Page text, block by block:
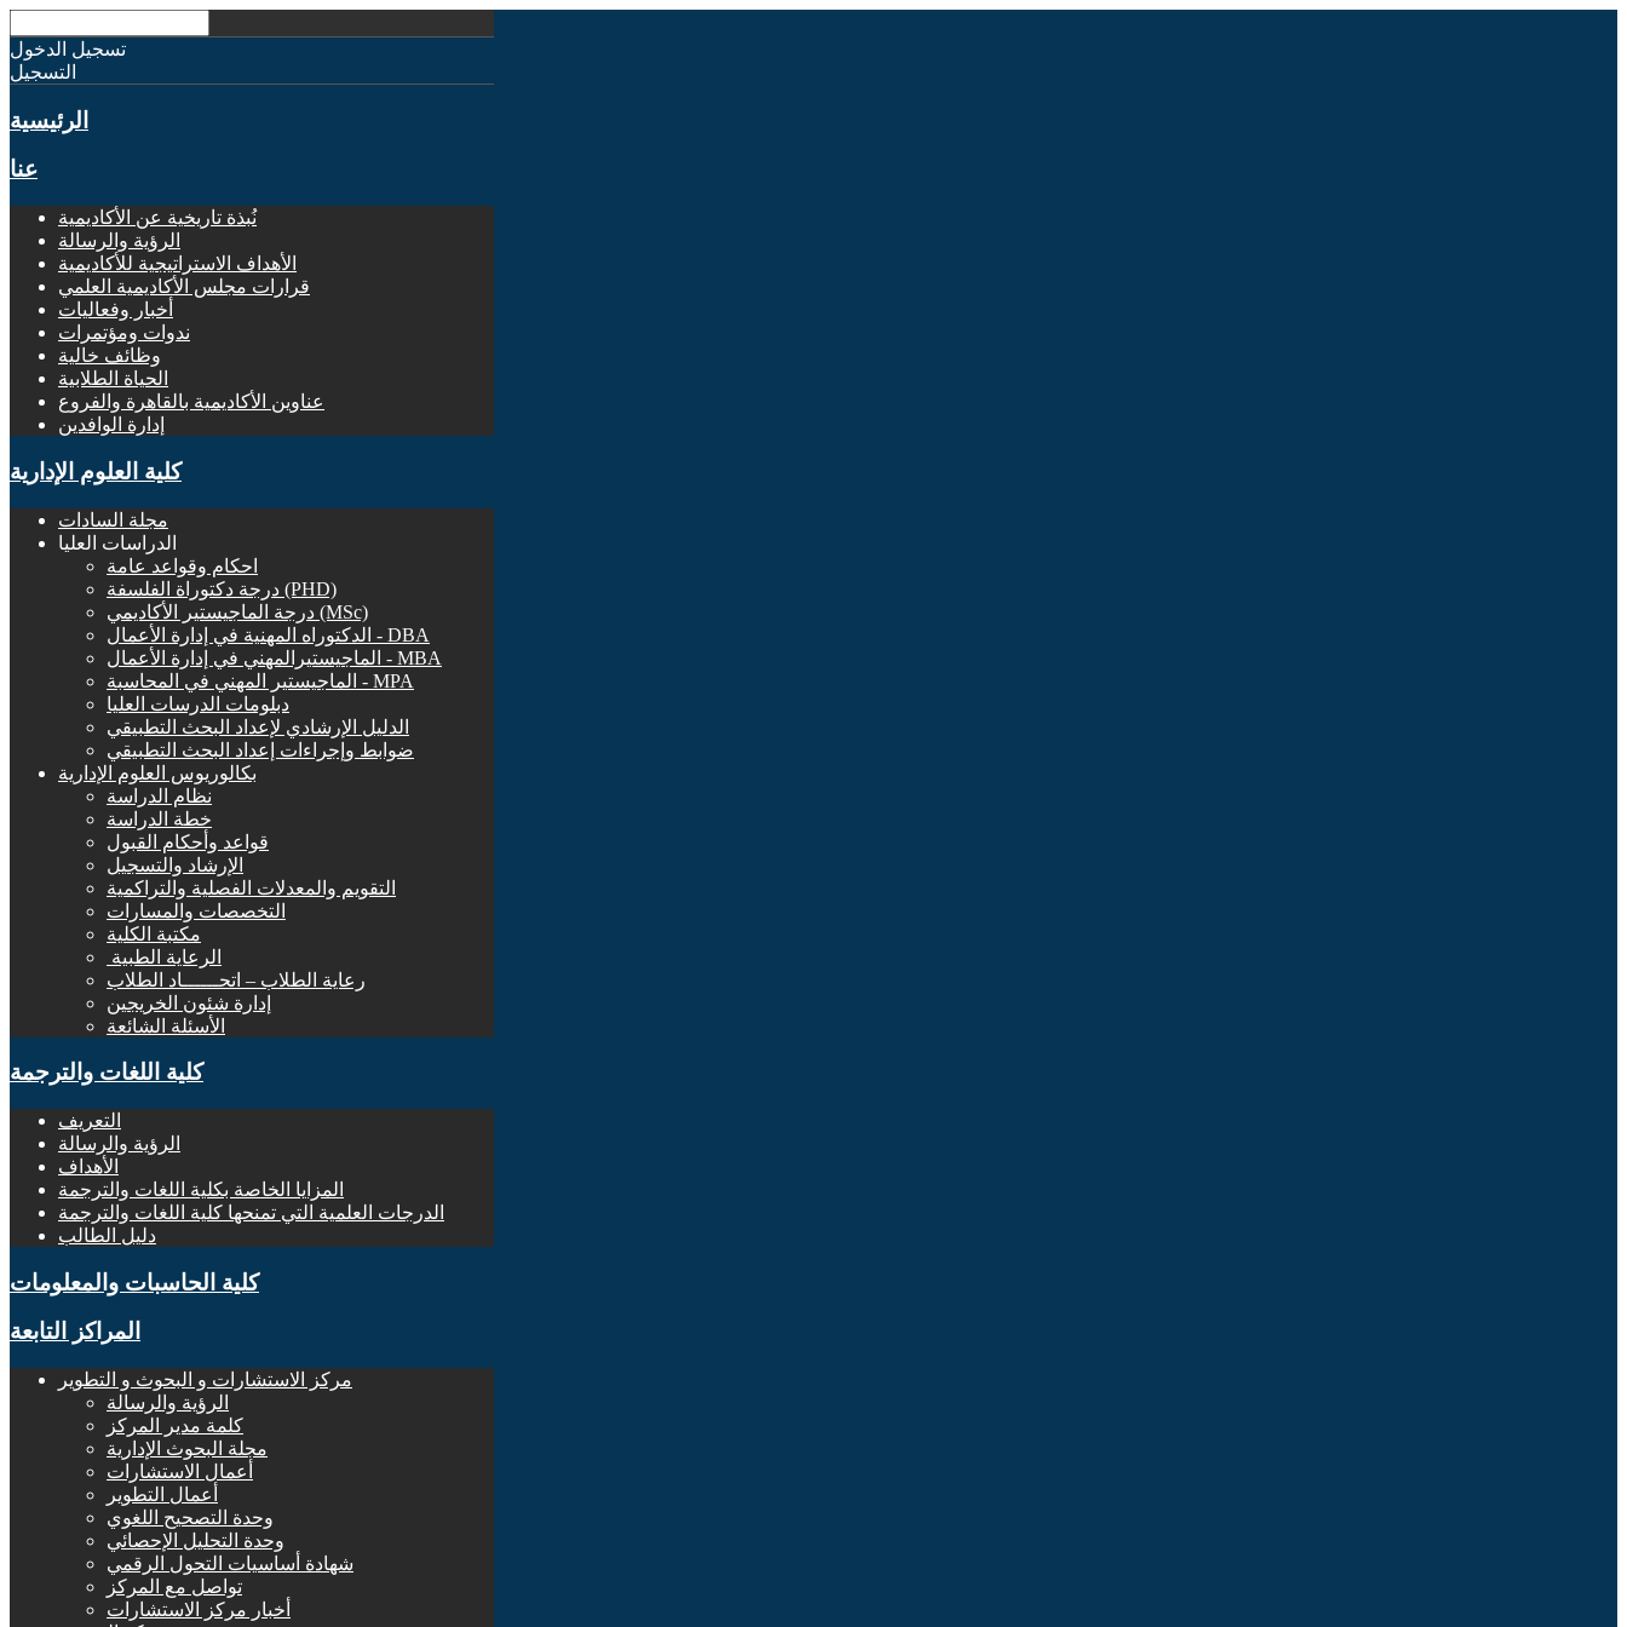
تسجيل الدخول
التسجيل
الرئيسية
عنا
نُبذة تاريخية عن الأكاديمية
الرؤية والرسالة
الأهداف الاستراتيجية للأكاديمية
قرارات مجلس الأكاديمية العلمي
أخبار وفعاليات
ندوات ومؤتمرات
وظائف خالية
الحياة الطلابية
عناوين الأكاديمية بالقاهرة والفروع
إدارة الوافدين
كلية العلوم الإدارية
مجلة السادات
الدراسات العليا
احكام وقواعد عامة
درجة دكتوراة الفلسفة (PHD)
درجة الماجيستير الأكاديمي (MSc)
الدكتوراه المهنية في إدارة الأعمال - DBA
الماجيستيرالمهني في إدارة الأعمال - MBA
الماجيستير المهني في المحاسبة - MPA
دبلومات الدرسات العليا
الدليل الإرشادي لإعداد البحث التطبيقي
ضوابط وإجراءات إعداد البحث التطبيقي
بكالوريوس العلوم الإدارية
نظام الدراسة
خطة الدراسة
قواعد وأحكام القبول
الإرشاد والتسجيل
التقويم والمعدلات الفصلية والتراكمية
التخصصات والمسارات
مكتبة الكلية
الرعاية الطبية ‏
رعاية الطلاب – اتحــــــاد الطلاب
إدارة شئون الخريجين
الأسئلة الشائعة
كلية اللغات والترجمة
التعريف
الرؤية والرسالة
الأهداف
المزايا الخاصة بكلية اللغات والترجمة
الدرجات العلمية التي تمنحها كلية اللغات والترجمة
دليل الطالب
كلية الحاسبات والمعلومات
المراكز التابعة
مركز الاستشارات و البحوث و التطوير
الرؤية والرسالة
كلمة مدير المركز
مجلة البحوث الإدارية
أعمال الاستشارات
أعمال التطوير
وحدة التصحيح اللغوي
وحدة التحليل الإحصائي
شهادة أساسيات التحول الرقمي
تواصل مع المركز
أخبار مركز الاستشارات